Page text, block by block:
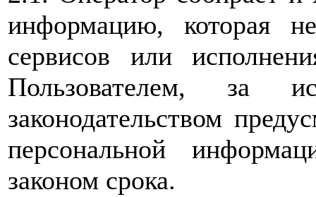
информацию, которая
сервисов или
Пользователем, за
законодательством
персональной
законом срока.